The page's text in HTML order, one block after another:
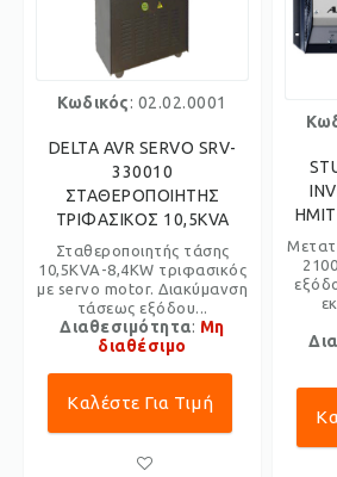
Κωδικός: 02.02.0001
DELTA AVR SERVO SRV-
330010
ΣΤΑΘΕΡΟΠΟΙΗΤΗΣ
ΤΡΙΦΑΣΙΚΟΣ 10,5KVA
Σταθεροποιητής τάσης
10,5KVA-8,4KW τριφασικός
με servo motor. Διακύμανση
τάσεως εξόδου...
Διαθεσιμότητα: Μη
διαθέσιμο
Καλέστε Για Τιμή